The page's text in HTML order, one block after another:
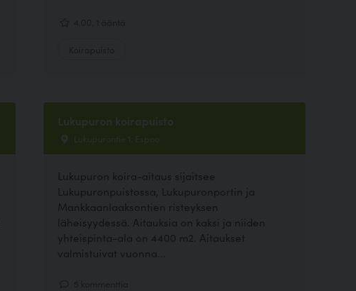
Lukupuron koirapuisto
Lukupurontie 1, Espoo
Lukupuron koira-aitaus sijaitsee
Lukupuronpuistossa, Lukupuronportin ja
Mankkaanlaaksontien risteyksen
läheisyydessä. Aitauksia on kaksi ja niiden
yhteispinta-ala on 4400 m2. Aitaukset
valmistuivat vuonna...